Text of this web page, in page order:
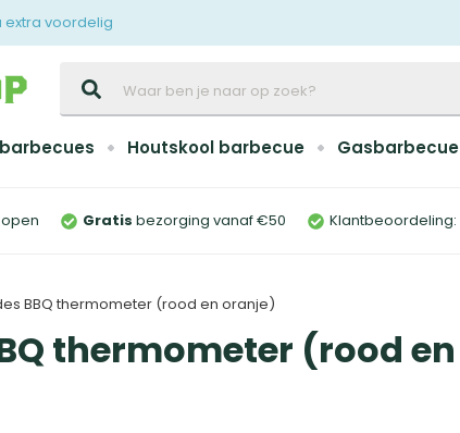
extra voordelig
Houtskool barbecue Gasbarbecue
Gratis bezorging vanaf €50 Klantbeoordeling:
BBQ thermometer (rood en oranje)
thermometer (rood en